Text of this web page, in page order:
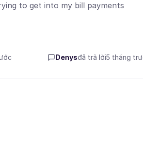
to get into my bill payments
Denysđã trả lời5 tháng